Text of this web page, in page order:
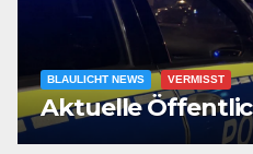
BLAULICHT NEWS VERMISST
Aktuelle